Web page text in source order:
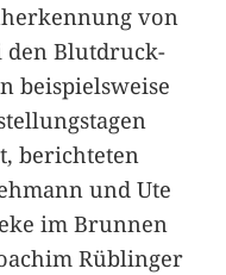
von
Blutdruck-
beispielsweise
berichteten
und Ute
im Brunnen
Rüblinger